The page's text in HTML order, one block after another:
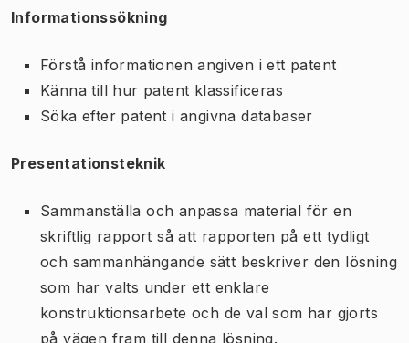
Informationssökning
Förstå informationen angiven i ett patent
Känna till hur patent klassificeras
Söka efter patent i angivna databaser
Presentationsteknik
Sammanställa och anpassa material för en
skriftlig rapport så att rapporten på ett tydligt
och sammanhängande sätt beskriver den lösning
som har valts under ett enklare
konstruktionsarbete och de val som har gjorts
på vägen fram till denna lösning.